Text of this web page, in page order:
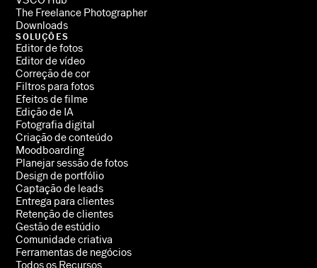
The Freelance Photographer
Downloads
SOLUÇÕES
Editor de fotos
Editor de vídeo
Correção de cor
Filtros para fotos
Efeitos de filme
Edição de IA
Fotografia digital
Criação de conteúdo
Moodboarding
Planejar sessão de fotos
Design de portfólio
Captação de leads
Entrega para clientes
Retenção de clientes
Gestão de estúdio
Comunidade criativa
Ferramentas de negócios
Todos os Recursos